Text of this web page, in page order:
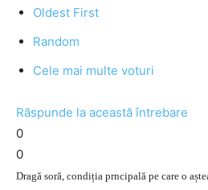
Oldest First
Random
Cele mai multe voturi
Răspunde la această întrebare
0
0
Dragă soră, condiția prncipală pe care o